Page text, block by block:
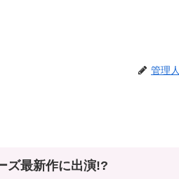
管理人
ズ最新作に出演!?